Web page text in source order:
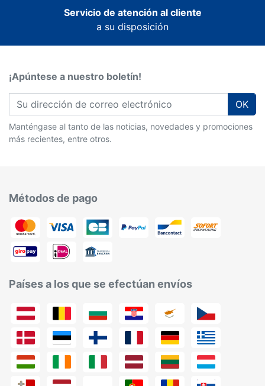
Servicio de atención al cliente
a su disposición
¡Apúntese a nuestro boletín!
OK
Manténgase al tanto de las noticias, novedades y promociones
más recientes, entre otros.
Métodos de pago
Países a los que se efectúan envíos